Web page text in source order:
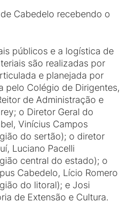
Cabedelo recebendo o
públicos e a logística de
são realizadas por
e planejada por
pelo Colégio de Dirigentes,
de Administração e
o Diretor Geral do
Vinícius Campos
do sertão); o diretor
Luciano Pacelli
central do estado); o
Cabedelo, Lício Romero
do litoral); e Josi
de Extensão e Cultura.